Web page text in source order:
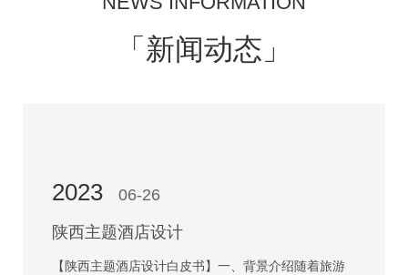
「新闻动态」
2023 06-26
陕西主题酒店设计
【陕西主题酒店设计白皮书】一、背景介绍随着旅游